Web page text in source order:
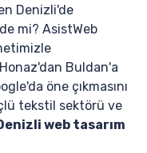
Denizli'de
mi? AsistWeb
Buldan'a
öne çıkmasını
tekstil sektörü ve
web tasarım